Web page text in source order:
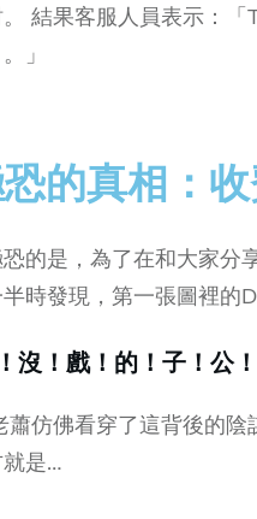
結果客服人員表示：
」
的真相：
的是，為了在和大家分
時發現，第一張圖裡的
沒！戲！的！子！公！
蕭仿佛看穿了這背後的
是…